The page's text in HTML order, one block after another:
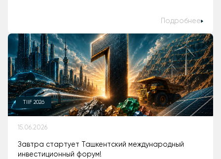
Подробнее
TIIF 2026
15.06.2026
Завтра стартует Ташкентский международный
инвестиционный форум!